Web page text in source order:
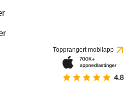
Topprangert mobilapp